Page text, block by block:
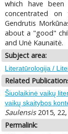
which have
concentrated on
Gendrutis
about a "good"
and Unė Kaunaitė.
Subject area:
Literatūrologija /
Related
Šiuolaikinė vaikų
vaikų skaitybos
Saulensis2015, 22,
Permalink: